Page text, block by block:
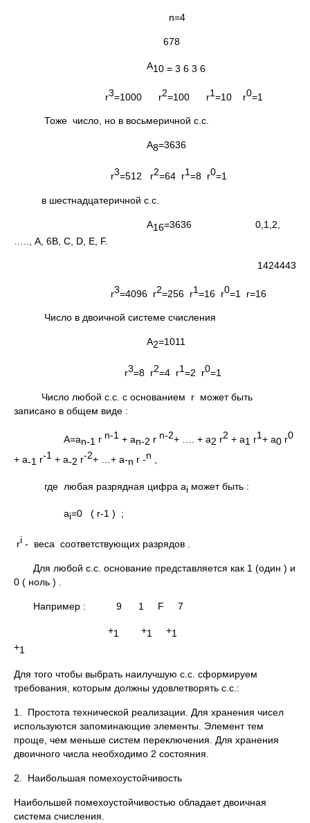
n=4
678
А10 = 3 6 3 6
r3=1000 r2=100 r1=10 r0=1
Тоже число, но в восьмеричной с.с.
А8=3636
r3=512 r2=64 r1=8 r0=1
в шестнадцатеричной с.с.
А16=3636 0,1,2,
….., А, 6В, С, D, E, F.
1424443
r3=4096 r2=256 r1=16 r0=1 r=16
Число в двоичной системе счисления
А2=1011
r3=8 r2=4 r1=2 r0=1
Число любой с.с. с основанием r может быть
записано в общем виде :
А=аn-1 r n-1 + аn-2 r n-2+ …. + а2 r2 + а1 r1+ а0 r0
+ а-1 r-1 + а-2 r-2+ …+ а-n r -n
где любая разрядная цифра аi может быть :
аi=0 ( r-1 ) ;
ri - веса соответствующих разрядов .
Для любой с.с. основание представляется как 1 (один ) и
0 ( ноль ) .
Например : 9 1 F 7
+1 +1 +1
+1
Для того чтобы выбрать наилучшую с.с. сформируем
требования, которым должны удовлетворять с.с.:
1. Простота технической реализации. Для хранения чисел
используются запоминающие элементы. Элемент тем
проще, чем меньше систем переключения. Для хранения
двоичного числа необходимо 2 состояния.
2. Наибольшая помехоустойчивость
Наибольшей помехоустойчивостью обладает двоичная
система счисления.